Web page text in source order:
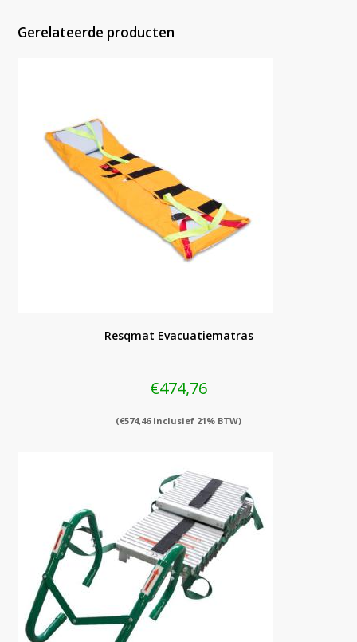
Gerelateerde producten
Resqmat Evacuatiematras
€474,76
(€574,46inclusief 21% BTW)